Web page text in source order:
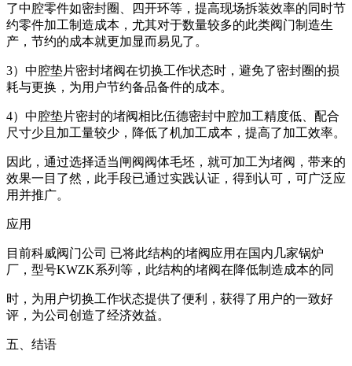
了中腔零件如密封圈、四开环等，提高现场拆装效率的同时节
约零件加工制造成本，尤其对于数量较多的此类阀门制造生
产，节约的成本就更加显而易见了。
3）中腔垫片密封堵阀在切换工作状态时，避免了密封圈的损
耗与更换，为用户节约备品备件的成本。
4）中腔垫片密封的堵阀相比伍德密封中腔加工精度低、配合
尺寸少且加工量较少，降低了机加工成本，提高了加工效率。
因此，通过选择适当闸阀阀体毛坯，就可加工为堵阀，带来的
效果一目了然，此手段已通过实践认证，得到认可，可广泛应
用并推广。
应用
目前科威阀门公司 已将此结构的堵阀应用在国内几家锅炉
厂，型号KWZK系列等，此结构的堵阀在降低制造成本的同
时，为用户切换工作状态提供了便利，获得了用户的一致好
评，为公司创造了经济效益。
五、结语